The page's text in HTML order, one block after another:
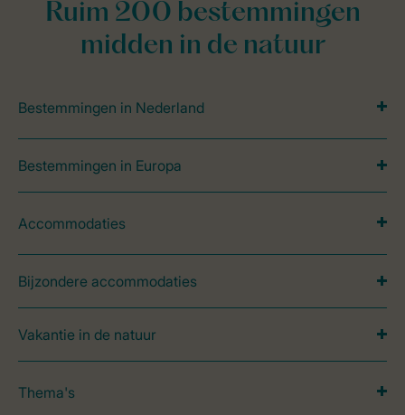
Ruim 200 bestemmingen
midden in de natuur
Bestemmingen in Nederland
Bestemmingen in Europa
Accommodaties
Bijzondere accommodaties
Vakantie in de natuur
Thema's